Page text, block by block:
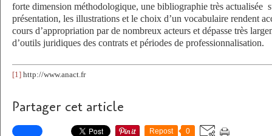
forte dimension méthodologique, une bibliographie très actualisée
présentation, les illustrations et le choix d’un vocabulaire rendent
cours d’appropriation par de nombreux acteurs et dépasse très
d’outils juridiques des contrats et périodes de professionnalisation.
[1] http://www.anact.fr
Partager cet article
Repost 0